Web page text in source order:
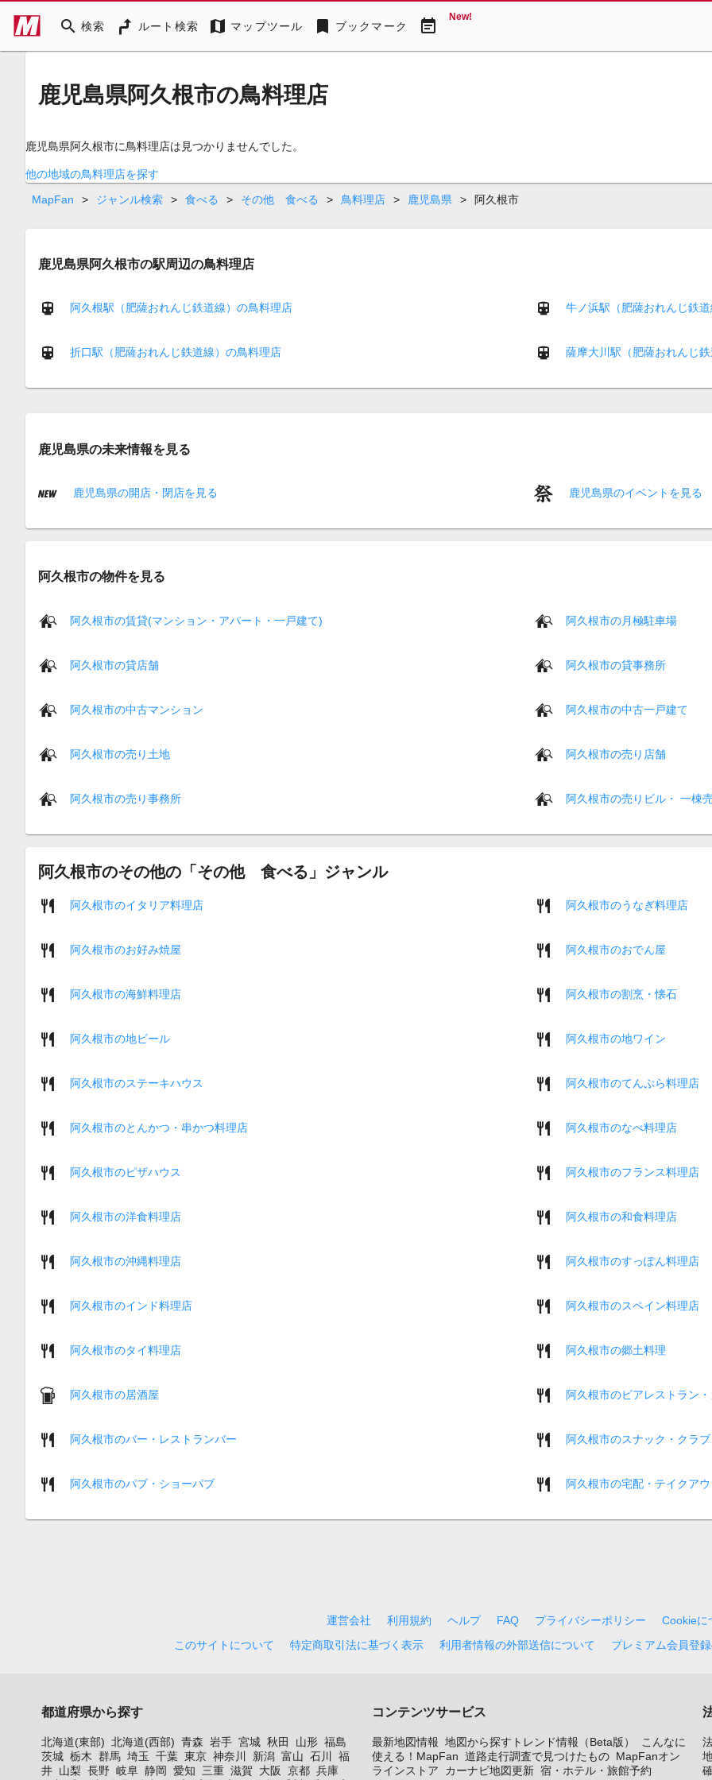
search 検索 ルート検索 map マップツール bookmark ブックマーク event_note New!
鹿児島県阿久根市の鳥料理店
鹿児島県阿久根市に鳥料理店は見つかりませんでした。
他の地域の鳥料理店を探す
MapFan
> ジャンル検索 > 食べる > その他 食べる > 鳥料理店 > 鹿児島県 > 阿久根市
鹿児島県阿久根市の駅周辺の鳥料理店
阿久根駅（肥薩おれんじ鉄道線）の鳥料理店 牛ノ浜駅（肥薩おれんじ鉄
折口駅（肥薩おれんじ鉄道線）の鳥料理店 薩摩大川駅（肥薩おれんじ
鹿児島県の未来情報を見る
鹿児島県の開店・閉店を見る 鹿児島県のイベントを見る
阿久根市の物件を見る
阿久根市の賃貸(マンション・アパート・一戸建て) 阿久根市の月極駐車場
阿久根市の貸店舗 阿久根市の貸事務所
阿久根市の中古マンション 阿久根市の中古一戸建て
阿久根市の売り土地 阿久根市の売り店舗
阿久根市の売り事務所 阿久根市の売りビル・ 一棟
阿久根市のその他の「その他 食べる」ジャンル
阿久根市のイタリア料理店 阿久根市のうなぎ料理店
阿久根市のお好み焼屋 阿久根市のおでん屋
阿久根市の海鮮料理店 阿久根市の割烹・懐石
阿久根市の地ビール 阿久根市の地ワイン
阿久根市のステーキハウス 阿久根市のてんぷら料理店
阿久根市のとんかつ・串かつ料理店 阿久根市のなべ料理店
阿久根市のピザハウス 阿久根市のフランス料理店
阿久根市の洋食料理店 阿久根市の和食料理店
阿久根市の沖縄料理店 阿久根市のすっぽん料理店
阿久根市のインド料理店 阿久根市のスペイン料理店
阿久根市のタイ料理店 阿久根市の郷土料理
阿久根市の居酒屋 阿久根市のビアレストラン
阿久根市のバー・レストランバー 阿久根市のスナック・クラブ
阿久根市のパブ・ショーパブ 阿久根市の宅配・テイクア
運営会社 利用規約 ヘルプ FAQ プライバシーポリシー
Cookieに
このサイトについて
特定商取引法に基づく表示 利用者情報の外部送信について プレミアム会員登
都道府県から探す
北海道(東部) 北海道(西部) 青森 岩手 宮城 秋田 山形 福島
茨城 栃木 群馬 埼玉 千葉 東京 神奈川 新潟 富山 石川
福
井 山梨 長野 岐阜 静岡 愛知 三重 滋賀 大阪 京都 兵庫
コンテンツサービス
最新地図情報 地図から探すトレンド情報（Beta版）
こんなに
使える！MapFan 道路走行調査で見つけたもの MapFanオン
ラインストア
カーナビ地図更新 宿・ホテル・旅館予約